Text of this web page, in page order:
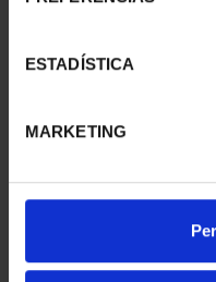
ESTADÍSTICA
MARKETING
- ÁVILA